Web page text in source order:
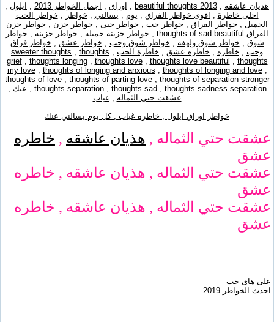
هذيان عاشقه ,
beautiful thoughts 2013
, اوراق , اجمل الخواطر 2013 , ايلول ,
احلى خاطرة , اقوى خواطر الفراق , يوم , يسالني , خواطر , خواطر الحب
الجميل , خواطر الفراق , خواطر حب , خواطر حبى , خواطر حزن , خواطر حزن
الفراق thoughts of sad beautiful
, خواطر حزينه جميله , خواطر حزينة , خواطر
شوق , خواطر شوق ولهفه , خواطر شوق وحب , خواطر عشق , خواطر فراق
وحب , خاطره , خاطره عشق , خاطرة الحب ,
sweeter thoughts , thoughts
grief, thoughts longing, thoughts love, thoughts love beautiful , thoughts
my love, thoughts of longing and anxious , thoughts of longing and love,
thoughts of love, thoughts of parting love, thoughts of separation stronger
thoughts separation, thoughts sad , thoughts sadness separation
, عنك ,
عشقت حتي الثماله ,غياب
خواطر اوراق ايلول , خاطره غياب , كل يوم يسالني عنك
عشقت حتي الثماله , هذيان عاشقه , خاطره
عشق
عشقت حتي الثماله , هذيان عاشقه , خاطره
عشق
عشقت حتي الثماله , هذيان عاشقه , خاطره
عشق
على هاى حب
احدث الخواطر 2019